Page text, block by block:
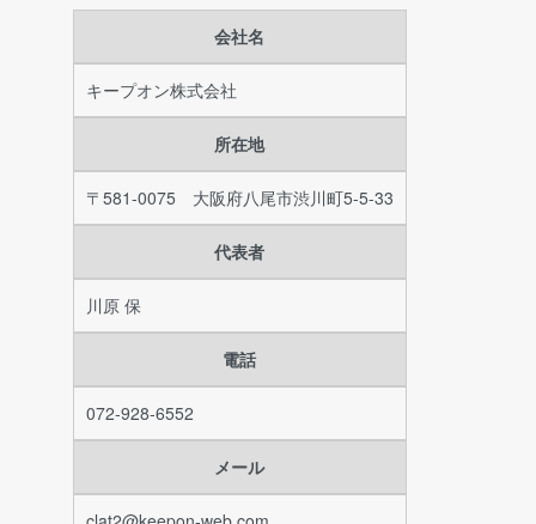
会社名
キープオン株式会社
所在地
〒581-0075 大阪府八尾市渋川町5-5-33
代表者
川原 保
電話
072-928-6552
メール